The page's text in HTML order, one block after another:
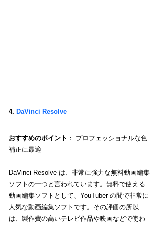
4. DaVinci Resolve
おすすめのポイント ： プロフェッショナルな色
補正に最適
DaVinci Resolve は、非常に強力な無料動画編集
ソフトの一つと言われています。無料で使える
動画編集ソフトとして、YouTuber の間で非常に
人気な動画編集ソフトです。その評価の所以
は、製作費の高いテレビ作品や映画などで使わ